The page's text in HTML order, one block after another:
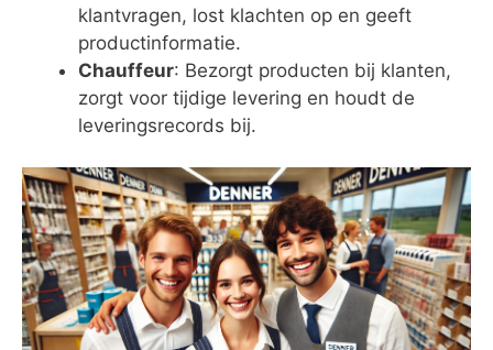
klantvragen, lost klachten op en geeft
productinformatie.
Chauffeur: Bezorgt producten bij klanten,
zorgt voor tijdige levering en houdt de
leveringsrecords bij.